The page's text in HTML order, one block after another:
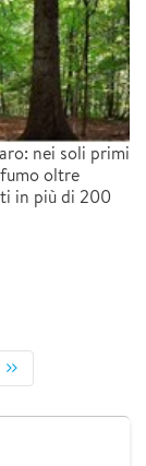
nei soli primi
oltre
in più di 200